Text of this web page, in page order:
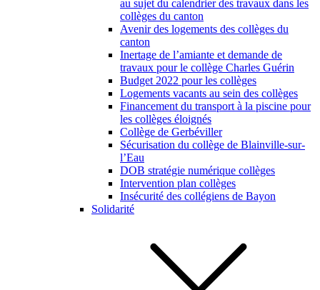
au sujet du calendrier des travaux dans les
collèges du canton
Avenir des logements des collèges du
canton
Inertage de l’amiante et demande de
travaux pour le collège Charles Guérin
Budget 2022 pour les collèges
Logements vacants au sein des collèges
Financement du transport à la piscine pour
les collèges éloignés
Collège de Gerbéviller
Sécurisation du collège de Blainville-sur-
l’Eau
DOB stratégie numérique collèges
Intervention plan collèges
Insécurité des collégiens de Bayon
Solidarité